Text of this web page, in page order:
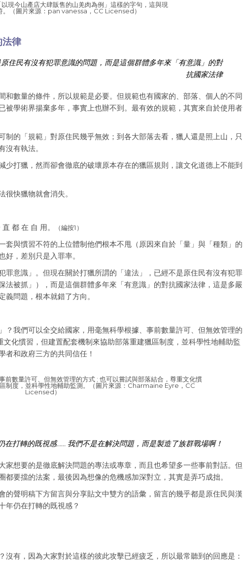
現今山產店大肆販售的山羌肉為例」這樣的字句，這與現
。（圖片來源：pan vanessa，CC Licensed）
法律
住民有沒有犯罪意識的問題，而是這個群體多年來「有意識」的對
抗國家法律
和數量的條件，所以規範是必要。但規範也有國家的、部落、個人的不同
被學術界揚棄多年，事實上也辦不到。最有效的規範，其實來自於使用者
制的「規範」對原住民幾乎無效；到各大部落去看，獵人還是照上山，只
有執法。
少打獵，然而卻會徹底的破壞原本存在的獵區規則，讓文化道德上不能到
快獵物就會消失。
都 在 自 用。 （編按1）
套與慣習不符的上位體制他們根本不甩（原因來自於「量」與「種類」的
，差別只是入罪率。
罪意識」。但現在關於打獵所謂的「違法」，已經不是原住民有沒有犯罪
法被抓」），而是這個群體多年來「有意識」的對抗國家法律，這是多嚴
問題，根本就錯了方向。
？我們可以全交給國家，用毫無科學根據、事前數量許可、但無效管理的
化慣習，但建置配套機制來協助部落重建獵區制度，並科學性地輔助監
者和政府三方的共同信任！
前數量許可、但無效管理的方式 ; 也可以嘗試與部落結合，尊重文化慣
制度，並科學性地輔助監測。（圖片來源：Charmaine Eyre，CC
Licensed）
在打轉的既視感…… 我們不是在解決問題，而是製造了族群戰場啊！
家想要的是徹底解決問題的專法或專章，而且也希望多一些事前對話。但
要擋的法案，最後因為想像的危機感加深對立，其實是弄巧成拙。
的聲明稿下方留言與分享貼文中雙方的語彙，留言的幾乎都是原住民與漢
年仍在打轉的既視感？
有，因為大家對於這樣的彼此攻擊已經疲乏，所以最常聽到的回應是：